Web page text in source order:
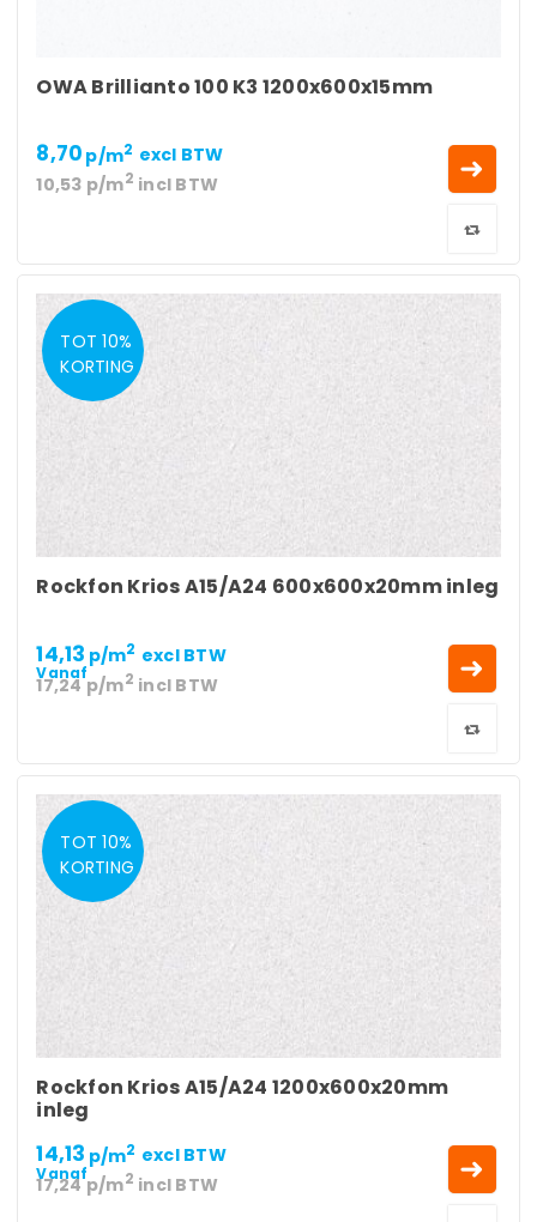
OWA Brillianto 100 K3 1200x600x15mm
8,70 p/m2 excl BTW
10,53 p/m2 incl BTW
TOT 10%
KORTING
Rockfon Krios A15/A24 600x600x20mm inleg
Vanaf
14,13 p/m2 excl BTW
17,24p/m2 incl BTW
TOT 10%
KORTING
Rockfon Krios A15/A24 1200x600x20mm
inleg
Vanaf
14,13 p/m2 excl BTW
17,24p/m2 incl BTW